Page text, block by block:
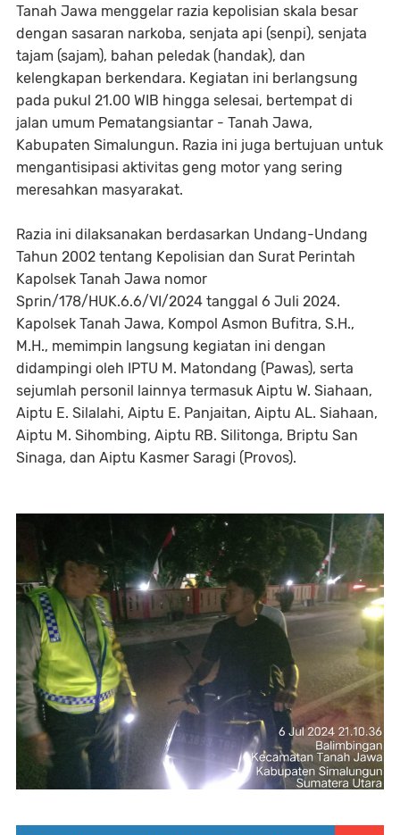
Tanah Jawa menggelar razia kepolisian skala besar
dengan sasaran narkoba, senjata api (senpi), senjata
tajam (sajam), bahan peledak (handak), dan
kelengkapan berkendara. Kegiatan ini berlangsung
pada pukul 21.00 WIB hingga selesai, bertempat di
jalan umum Pematangsiantar - Tanah Jawa,
Kabupaten Simalungun. Razia ini juga bertujuan untuk
mengantisipasi aktivitas geng motor yang sering
meresahkan masyarakat.
Razia ini dilaksanakan berdasarkan Undang-Undang
Tahun 2002 tentang Kepolisian dan Surat Perintah
Kapolsek Tanah Jawa nomor
Sprin/178/HUK.6.6/VI/2024 tanggal 6 Juli 2024.
Kapolsek Tanah Jawa, Kompol Asmon Bufitra, S.H.,
M.H., memimpin langsung kegiatan ini dengan
didampingi oleh IPTU M. Matondang (Pawas), serta
sejumlah personil lainnya termasuk Aiptu W. Siahaan,
Aiptu E. Silalahi, Aiptu E. Panjaitan, Aiptu AL. Siahaan,
Aiptu M. Sihombing, Aiptu RB. Silitonga, Briptu San
Sinaga, dan Aiptu Kasmer Saragi (Provos).